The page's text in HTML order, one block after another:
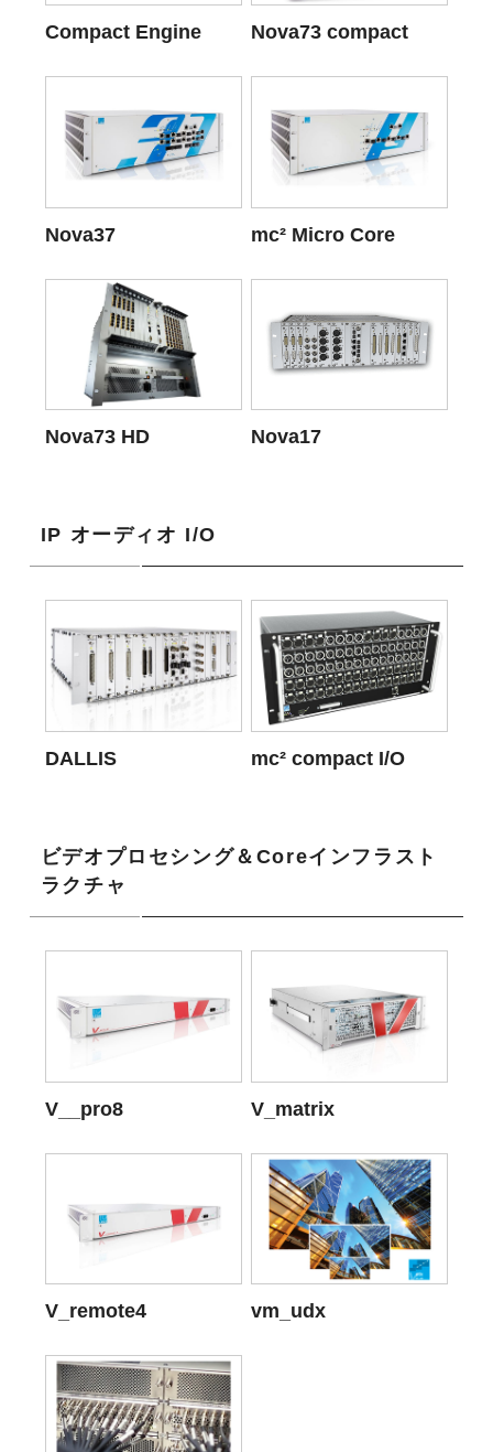
Compact Engine Nova73 compact
Nova37 mc² Micro Core
Nova73 HD Nova17
IP オーディオ I/O
DALLIS mc² compact I/O
ビデオプロセシング＆Coreインフラスト
ラクチャ
V__pro8 V_matrix
V_remote4 vm_udx